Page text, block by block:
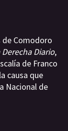
de Comodoro
Derecha Diario,
de Franco
causa que
Nacional de